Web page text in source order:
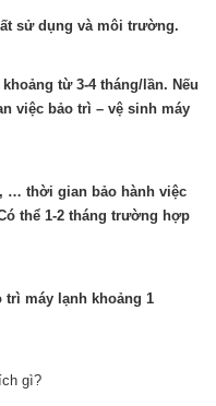
sử dụng và môi trường.
từ 3-4 tháng/lần. Nếu
việc bảo trì – vệ sinh máy
… thời gian bảo hành việc
thể 1-2 tháng trường hợp
máy lạnh khoảng 1
gì?